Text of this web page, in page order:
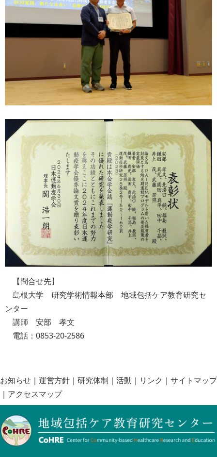
【問合せ先】
島根大学 研究学術情報本部 地域包括ケア教育研究セ
ンター
講師 安部 孝文
電話：0853-20-2586
お知らせ ｜ 運営方針 ｜ 研究体制 ｜ 活動 ｜ リンク ｜ サイトマップ
｜ アクセスマップ